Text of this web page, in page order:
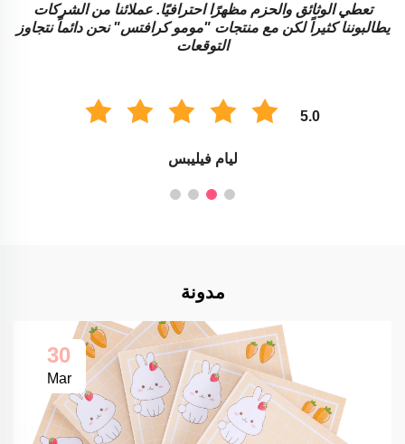
تعطي الوثائق والحزم مظهرًا احترافيًا. عملائنا من الشركات
يطالبوننا كثيراً لكن مع منتجات "مومو كرافتس" نحن دائماً نتجاوز
التوقعات
5.0
ليام فيليبس
مدونة
30
Mar